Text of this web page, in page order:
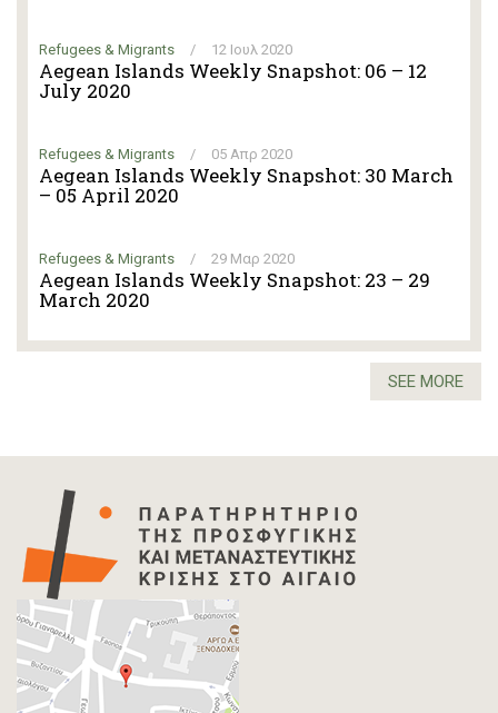
Refugees & Migrants / 12 Ιουλ 2020
Aegean Islands Weekly Snapshot: 06 – 12
July 2020
Refugees & Migrants / 05 Απρ 2020
Aegean Islands Weekly Snapshot: 30 March
– 05 April 2020
Refugees & Migrants / 29 Μαρ 2020
Aegean Islands Weekly Snapshot: 23 – 29
March 2020
SEE MORE